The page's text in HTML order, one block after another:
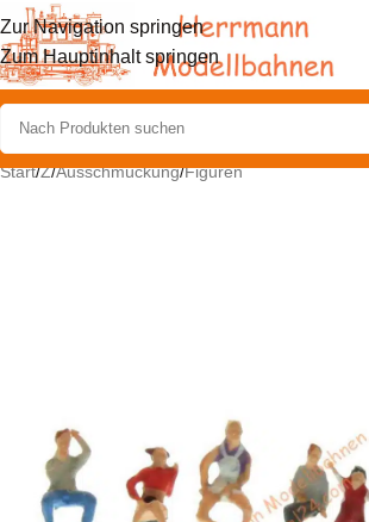
Zur Navigation springen
Zum Hauptinhalt springen
Start/Z/Ausschmückung/Figuren